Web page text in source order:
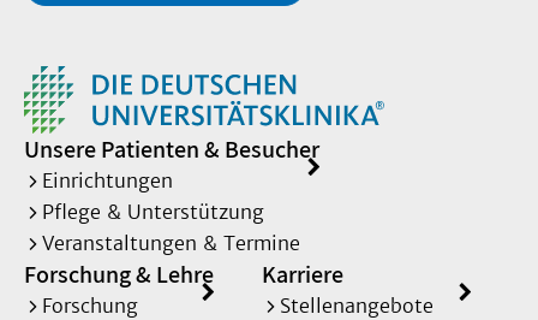
Unsere Patienten & Besucher
Einrichtungen
Pflege & Unterstützung
Veranstaltungen & Termine
Forschung & Lehre
Forschung
Karriere
Stellenangebote